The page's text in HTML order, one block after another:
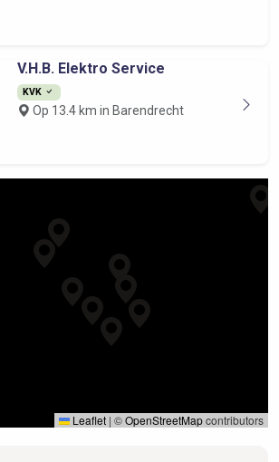
V.H.B. Elektro Service
KVK
Op 13.4 km in Barendrecht
Leaflet | ©OpenStreetMapcontributors